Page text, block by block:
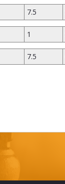
7.5
1
7.5